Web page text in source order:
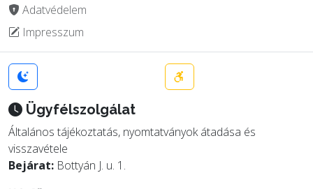
Adatvédelem
Impresszum
Ügyfélszolgálat
Általános tájékoztatás, nyomtatványok átadása és
visszavétele
Bejárat: Bottyán J. u. 1.